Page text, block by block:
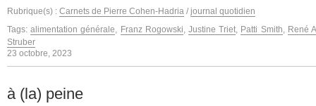
Rubrique(s) : Carnets de Pierre Cohen-Hadria / journal quotidien
Tags:alimentation générale Franz Rogowski ,Justine Triet Patti Smith
René
Struber
23 octobre, 2023
à (la) peine